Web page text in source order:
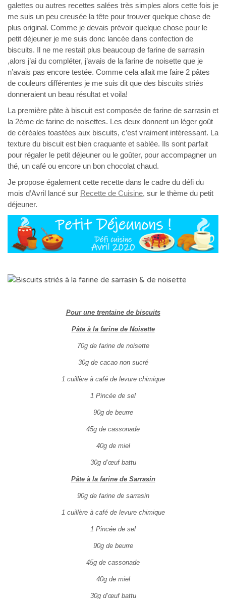
galettes ou autres recettes salées très simples alors cette fois je
me suis un peu creusée la tête pour trouver quelque chose de
plus original. Comme je devais prévoir quelque chose pour le
petit déjeuner je me suis donc lancée dans confection de
biscuits. Il ne me restait plus beaucoup de farine de sarrasin
,alors j’ai du compléter, j’avais de la farine de noisette que je
n’avais pas encore testée. Comme cela allait me faire 2 pâtes
de couleurs différentes je me suis dit que des biscuits striés
donneraient un beau résultat et voila!
La première pâte à biscuit est composée de farine de sarrasin et
la 2ème de farine de noisettes. Les deux donnent un léger goût
de céréales toastées aux biscuits, c’est vraiment intéressant. La
texture du biscuit est bien craquante et sablée. Ils sont parfait
pour régaler le petit déjeuner ou le goûter, pour accompagner un
thé, un café ou encore un bon chocolat chaud.
Je propose également cette recette dans le cadre du défi du
mois d’Avril lancé sur Recette de Cuisine, sur le thème du petit
déjeuner.
Pour une trentaine de biscuits
Pâte à la farine de Noisette
70g de farine de noisette
30g de cacao non sucré
1 cuillère à café de levure chimique
1 Pincée de sel
90g de beurre
45g de cassonade
40g de miel
30g d’œuf battu
Pâte à la farine de Sarrasin
90g de farine de sarrasin
1 cuillère à café de levure chimique
1 Pincée de sel
90g de beurre
45g de cassonade
40g de miel
30g d’œuf battu